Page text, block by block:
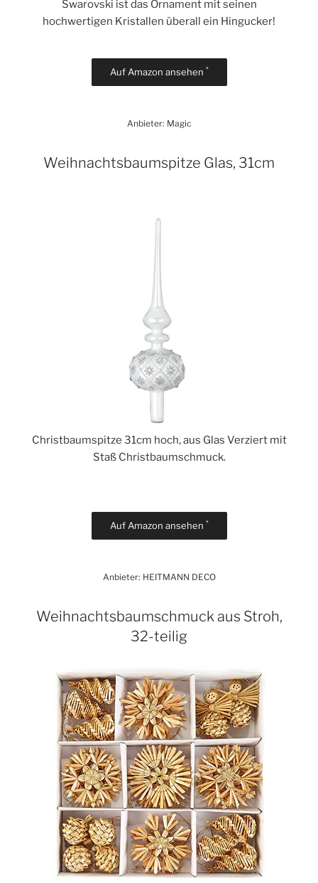
Swarovski ist das Ornament mit seinen
hochwertigen Kristallen überall ein Hingucker!
Auf Amazon ansehen *
Anbieter: Magic
Weihnachtsbaumspitze Glas, 31cm
Christbaumspitze 31cm hoch, aus Glas Verziert mit
Staß Christbaumschmuck.
Auf Amazon ansehen *
Anbieter: HEITMANN DECO
Weihnachtsbaumschmuck aus Stroh,
32-teilig